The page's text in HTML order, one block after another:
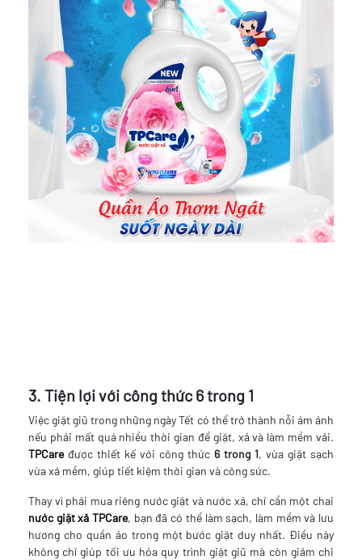
3. Tiện lợi với công thức 6 trong 1
Việc giặt giũ trong những ngày Tết có thể trở thành nỗi ám ảnh
nếu phải mất quá nhiều thời gian để giặt, xả và làm mềm vải.
TPCaređược thiết kế với công thức 6 trong 1, vừa giặt sạch
vừa xả mềm, giúp tiết kiệm thời gian và công sức.
Thay vì phải mua riêng nước giặt và nước xả, chỉ cần một chai
nước giặt xảTPCare, bạn đã có thể làm sạch, làm mềm và lưu
hương cho quần áo trong một bước giặt duy nhất. Điều này
không chỉ giúp tối ưu hóa quy trình giặt giũ mà còn giảm chi